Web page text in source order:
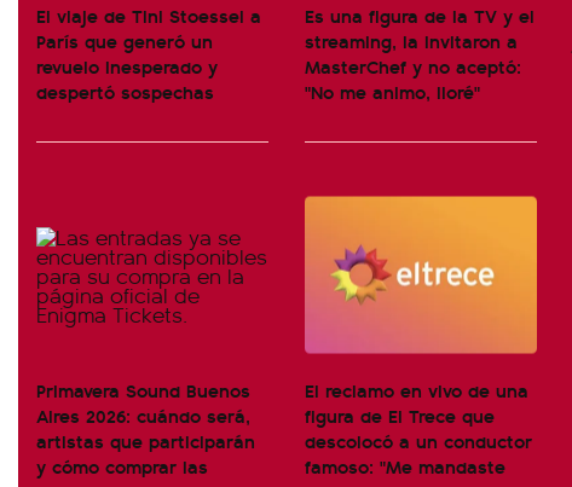
El viaje de Tini Stoessel a
París que generó un
revuelo inesperado y
despertó sospechas
Es una figura de la TV y el
streaming, la invitaron a
MasterChef y no aceptó:
"No me animo, lloré"
Primavera Sound Buenos
Aires 2026: cuándo será,
artistas que participarán
y cómo comprar las
El reclamo en vivo de una
figura de El Trece que
descolocó a un conductor
famoso: "Me mandaste